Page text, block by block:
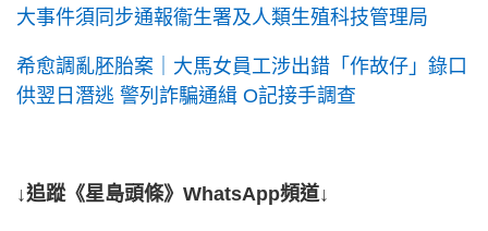
大事件須同步通報衞生署及人類生殖科技管理局
希愈調亂胚胎案｜大馬女員工涉出錯「作故仔」錄口
供翌日潛逃 警列詐騙通緝 O記接手調查
↓追蹤《星島頭條》WhatsApp頻道↓